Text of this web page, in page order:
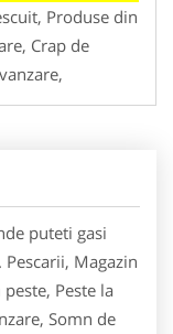
Produse din
Crap de
puteti gasi
. Pescarii, Magazin
Peste la
Somn de